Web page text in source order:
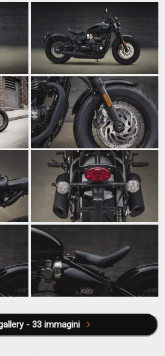
Tutta la gallery - 33 immagini